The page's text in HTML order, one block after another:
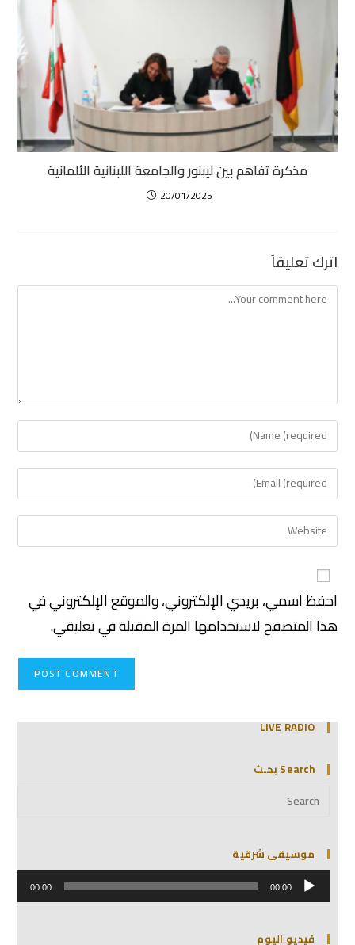
مذكرة تفاهم بين ليبنور والجامعة اللبنانية الألمانية
20/01/2025
اترك تعليقاً
احفظ اسمي، بريدي الإلكتروني، والموقع الإلكتروني في
هذا المتصفح لاستخدامها المرة المقبلة في تعليقي.
LIVE RADIO
Search بحـث
موسيقى شرقية
مشغل
الصوت 00:00
00:00
فيديو اليوم